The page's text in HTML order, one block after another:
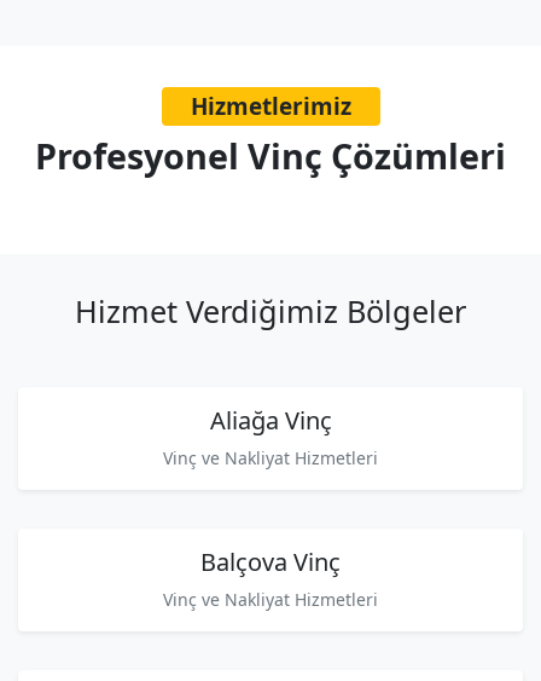
Hizmetlerimiz
Profesyonel Vinç Çözümleri
Hizmet Verdiğimiz Bölgeler
Aliağa Vinç
Vinç ve Nakliyat Hizmetleri
Balçova Vinç
Vinç ve Nakliyat Hizmetleri